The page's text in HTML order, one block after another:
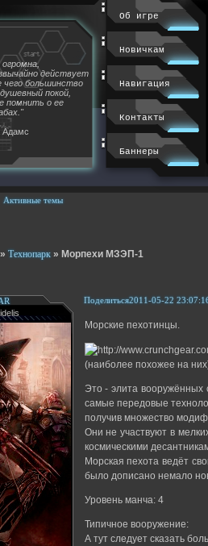
Активные темы
огромна,
действует
чего большинство
покой,
помнить о ее
Адамс
Об игре
Новичкам
Навигация
Контакты
Баннеры
» Технопарк » Морпехи МЗЭП-1
Поделиться2011-05-22
Морские пехотинцы.
(наиболее похожее на
Это - элита вооружённых
самые передовые
получив множество
Они не участвуют в
космическими
Морская пехота ведёт
было дописано немало
Уровень манча: 4
Типичное вооружение:
А тут следует сказать